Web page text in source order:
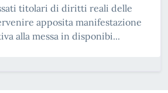
titolari di diritti reali delle
apposita manifestazione
alla messa in disponibi...